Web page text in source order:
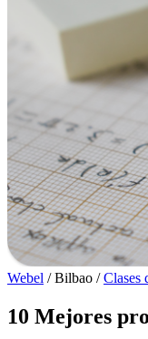
Webel / Bilbao / Clases
10 Mejores